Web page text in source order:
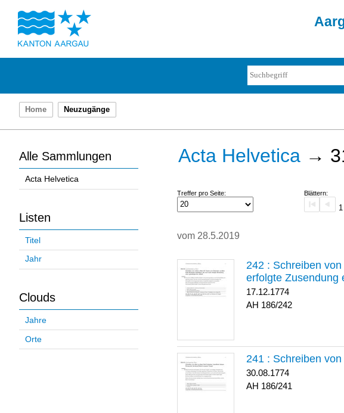
Home Neuzugänge
Alle Sammlungen
Acta Helvetica
Listen
Titel
Jahr
Clouds
Jahre
Orte
Acta Helvetica →
Treffer pro Seite: Blättern:
vom 28.5.2019
242 : Schreiben
erfolgte Zusendung
17.12.1774
186/242
241 : Schreiben
30.08.1774
186/241